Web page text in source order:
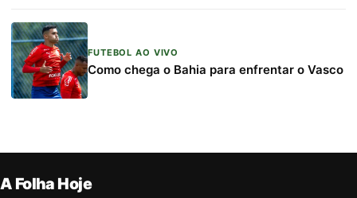
FUTEBOL AO VIVO
Como chega o Bahia para enfrentar o Vasco
A Folha Hoje